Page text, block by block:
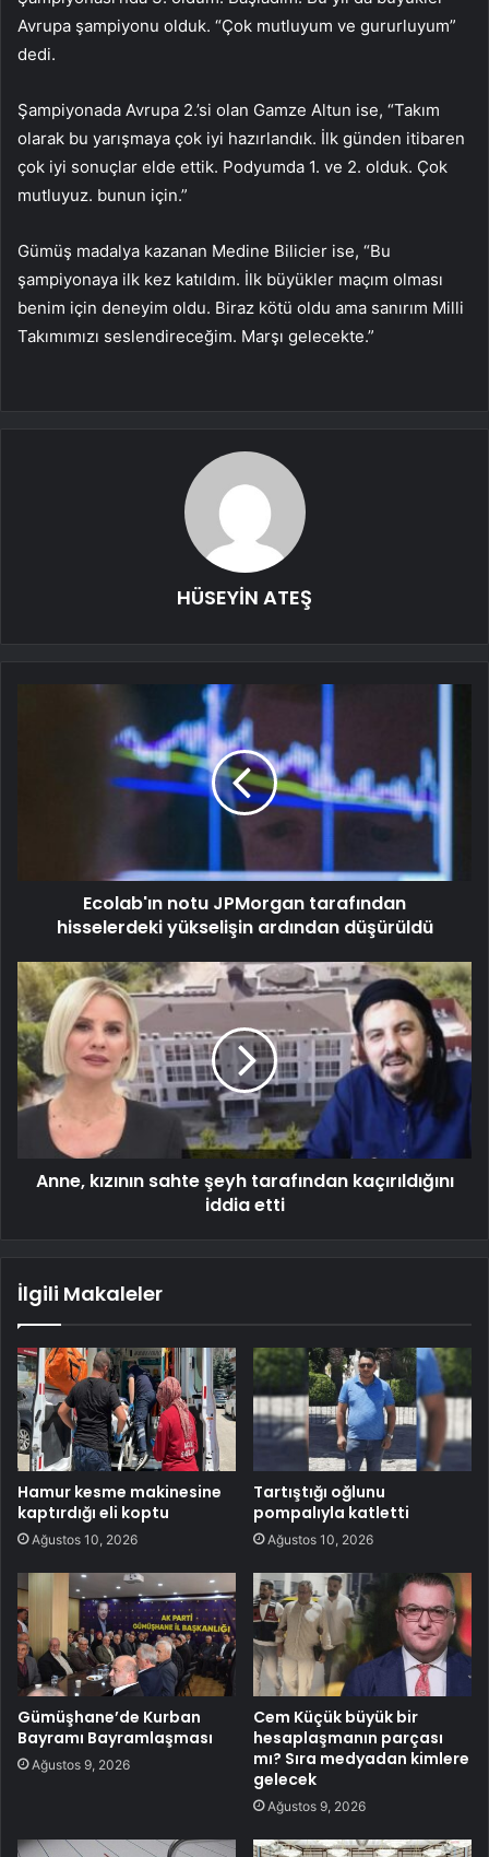
Avrupa şampiyonu olduk. “Çok mutluyum ve gururluyum”
dedi.
Şampiyonada Avrupa 2.’si olan Gamze Altun ise, “Takım
olarak bu yarışmaya çok iyi hazırlandık. İlk günden itibaren
çok iyi sonuçlar elde ettik. Podyumda 1. ve 2. olduk. Çok
mutluyuz. bunun için.”
Gümüş madalya kazanan Medine Bilicier ise, “Bu
şampiyonaya ilk kez katıldım. İlk büyükler maçım olması
benim için deneyim oldu. Biraz kötü oldu ama sanırım Milli
Takımımızı seslendireceğim. Marşı gelecekte.”
HÜSEYİN ATEŞ
Ecolab'ın notu JPMorgan tarafından
hisselerdeki yükselişin ardından düşürüldü
Anne, kızının sahte şeyh tarafından kaçırıldığını
iddia etti
İlgili Makaleler
Hamur kesme makinesine
kaptırdığı eli koptu
Ağustos 10, 2026
Tartıştığı oğlunu
pompalıyla katletti
Ağustos 10, 2026
Gümüşhane’de Kurban
Bayramı Bayramlaşması
Ağustos 9, 2026
Cem Küçük büyük bir
hesaplaşmanın parçası
mı? Sıra medyadan kimlere
gelecek
Ağustos 9, 2026